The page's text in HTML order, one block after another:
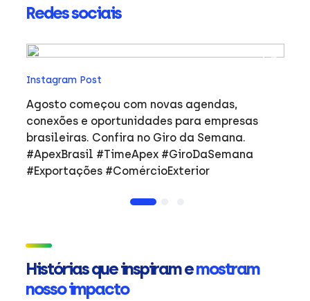
Redes sociais
Instagram Post
Agosto começou com novas agendas,
conexões e oportunidades para empresas
brasileiras. Confira no Giro da Semana.
#ApexBrasil #TimeApex #GiroDaSemana
#Exportações #ComércioExterior
Histórias que inspiram emostram
nosso impacto